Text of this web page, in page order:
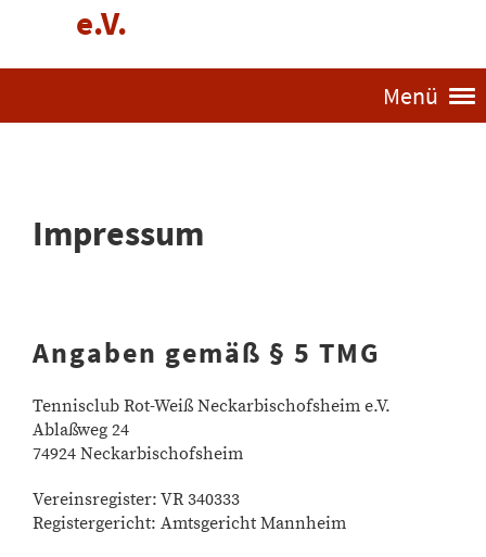
e.V.
Menü
Impressum
Angaben gemäß § 5 TMG
Tennisclub Rot-Weiß Neckarbischofsheim e.V.
Ablaßweg 24
74924 Neckarbischofsheim
Vereinsregister: VR 340333
Registergericht: Amtsgericht Mannheim